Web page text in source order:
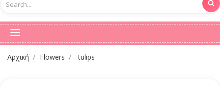
Αρχική Flowers tulips